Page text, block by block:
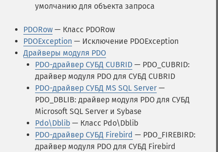
умолчанию для объекта запроса
PDORow — Класс PDORow
PDOException — Исключение PDOException
Драйверы модуля PDO
PDO-драйвер СУБД CUBRID — PDO_CUBRID:
драйвер модуля PDO для СУБД CUBRID
PDO-драйвер СУБД MS SQL Server —
PDO_DBLIB: драйвер модуля PDO для СУБД
Microsoft SQL Server и Sybase
Pdo\Dblib — Класс Pdo\Dblib
PDO-драйвер СУБД Firebird — PDO_FIREBIRD:
драйвер модуля PDO для СУБД Firebird